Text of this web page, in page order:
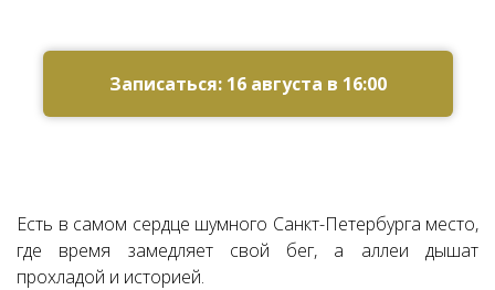
Ссылка на это место страницы:#zapis
Записаться: 16 августа в 16:00
Есть в самом сердце шумного Санкт-Петербурга место,
где время замедляет свой бег, а аллеи дышат
прохладой и историей.